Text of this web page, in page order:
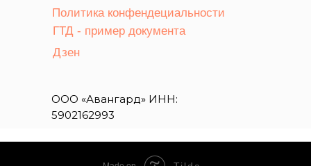
Политика конфендециальности
Дзен
ГТД - пример документа
ООО «Авангард» ИНН:
5902162993